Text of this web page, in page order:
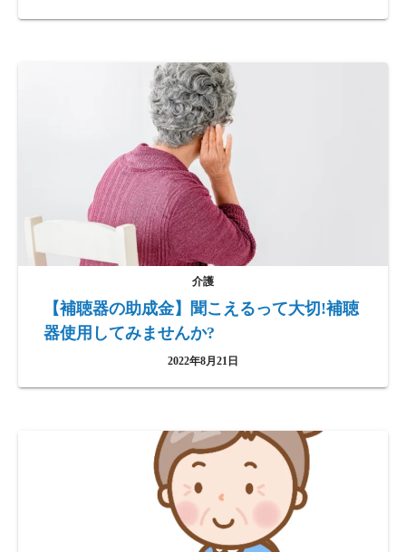
介護
【補聴器の助成金】聞こえるって大切!補聴
器使用してみませんか?
2022年8月21日